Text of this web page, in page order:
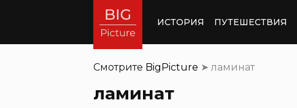
ИСТОРИЯ ПУТЕШЕСТВИЯ
Смотрите BigPicture ➤ламинат
ламинат